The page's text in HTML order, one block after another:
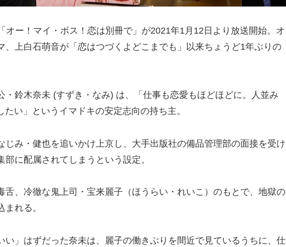
オー！マイ・ボス！恋は別冊で」が2021年1月12日より放送開始。オ
、上白石萌音が「恋はつづくよどこまでも」以来ちょうど1年ぶりの
・鈴木奈未 (すずき・なみ) は、「仕事も恋愛もほどほどに。人並み
い」というイマドキの安定志向の持ち主。
じみ・健也を追いかけ上京し、大手出版社の備品管理部の面接を受け
に配属されてしまうという設定。
舌、冷徹な鬼上司・宝来麗子（ほうらい・れいこ）のもとで、地獄の
れる。
い」はずだった奈未は、麗子の働きぶりを間近で見ているうちに、仕